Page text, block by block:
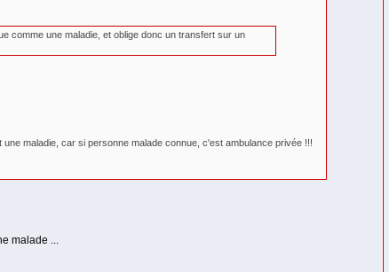
comme une maladie, et oblige donc un transfert sur un
maladie, car si personne malade connue, c'est ambulance privée !!!
malade ...